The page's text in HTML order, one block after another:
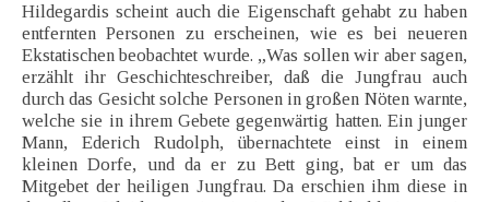
Hildegardis scheint auch die Eigenschaft gehabt zu haben
entfernten Personen zu erscheinen, wie es bei neueren
Ekstatischen beobachtet wurde. „Was sollen wir aber sagen,
erzählt ihr Geschichteschreiber, daß die Jungfrau auch
durch das Gesicht solche Personen in großen Nöten warnte,
welche sie in ihrem Gebete gegenwärtig hatten. Ein junger
Mann, Ederich Rudolph, übernachtete einst in einem
kleinen Dorfe, und da er zu Bett ging, bat er um das
Mitgebet der heiligen Jungfrau. Da erschien ihm diese in